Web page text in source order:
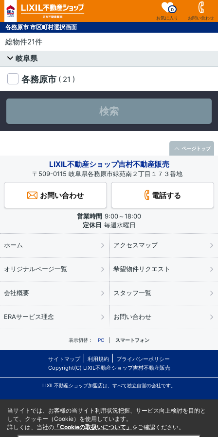
お気に入り
0
お問い合わせ
各務原市 市区町村選択画面
総物件21件
岐阜県
各務原市 ( 21 )
検索
LIXIL不動産ショップ吉村不動産販売
〒509-0115 岐阜県各務原市緑苑南２丁目１７３番地
お問い合わせ 電話する
営業時間 9:00～18:00
定休日 毎週水曜日
ホーム アクセスマップ
オリジナルページ一覧 希望物件リクエスト
会社概要 スタッフ一覧
ERAサービス理念 お問い合わせ
表示切替： PC スマートフォン
サイトマップ 利用規約
プライバシーポリシー
Copyright(C) LIXIL不動産ショップ吉村不動産販売
LIXIL不動産ショップ加盟店は、すべて独立自営の会社です。
ページトップ
当サイトでは、お客様の当サイト利用状況把握、サービス向上検討を目的と
して、クッキー（Cookie）を使用しています。
詳しくは、当社の 「Cookieの取扱いについて」 をご確認ください。